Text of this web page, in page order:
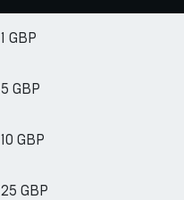
1 GBP
5 GBP
10 GBP
25 GBP